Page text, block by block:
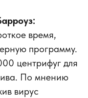
время,
программу.
центрифуг для
По мнению
вирус